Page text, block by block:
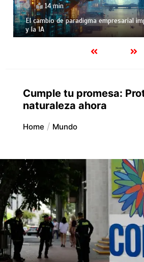
14 min
El cambio de paradigma empresarial
y la IA
Cumple tu promesa:
naturaleza ahora
Home Mundo